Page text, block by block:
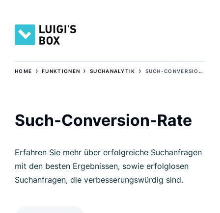
HOME ›FUNKTIONEN ›SUCHANALYTIK › SUCH-CONVERSION-RATE
Such-Conversion-Rate
Erfahren Sie mehr über erfolgreiche Suchanfragen
mit den besten Ergebnissen, sowie erfolglosen
Suchanfragen, die verbesserungswürdig sind.